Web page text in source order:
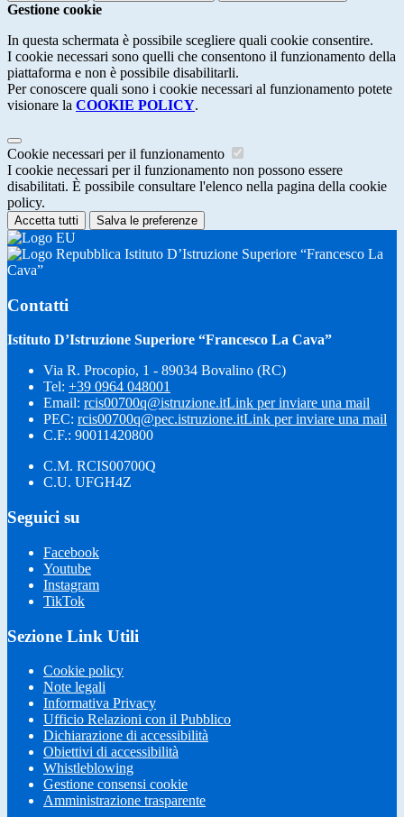
Gestione cookie
In questa schermata è possibile scegliere quali cookie consentire.
I cookie necessari sono quelli che consentono il funzionamento della
piattaforma e non è possibile disabilitarli.
Per conoscere quali sono i cookie necessari al funzionamento potete
visionare la COOKIE POLICY.
Cookie necessari per il funzionamento
I cookie necessari per il funzionamento non possono essere
disabilitati. È possibile consultare l'elenco nella pagina della cookie
policy.
Accetta tutti Salva le preferenze
Istituto D’Istruzione Superiore “Francesco La
Cava”
Contatti
Istituto D’Istruzione Superiore “Francesco La Cava”
Via R. Procopio, 1 - 89034 Bovalino (RC)
Tel: +39 0964 048001
Email: rcis00700q@istruzione.itLink per inviare una mail
PEC: rcis00700q@pec.istruzione.itLink per inviare una mail
C.F.: 90011420800
C.M. RCIS00700Q
C.U. UFGH4Z
Seguici su
Facebook
Youtube
Instagram
TikTok
Sezione Link Utili
Cookie policy
Note legali
Informativa Privacy
Ufficio Relazioni con il Pubblico
Dichiarazione di accessibilità
Obiettivi di accessibilità
Whistleblowing
Gestione consensi cookie
Amministrazione trasparente